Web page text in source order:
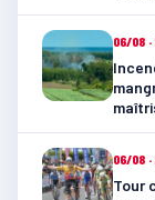
06/08 ·
06/08 ·
Tour